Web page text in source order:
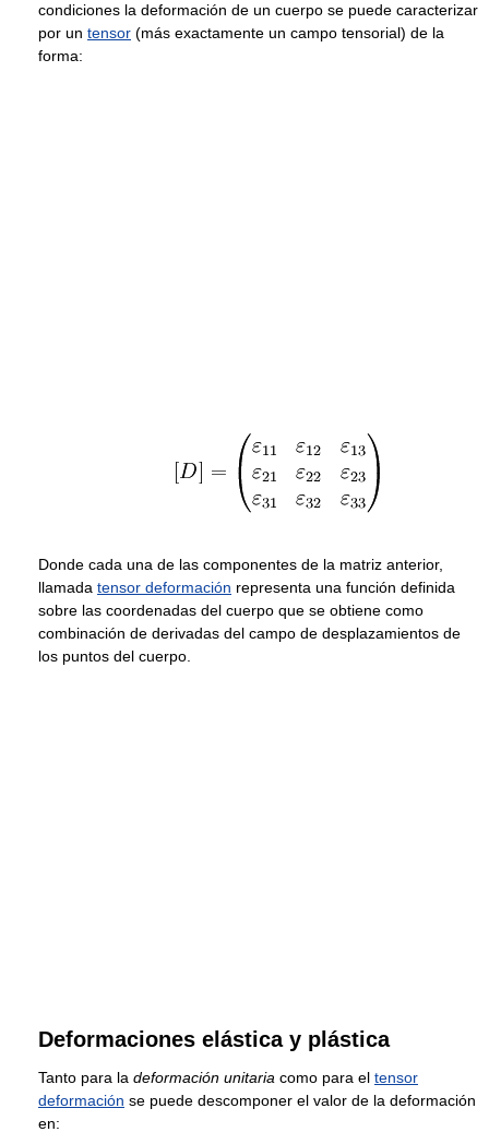
condiciones la deformación de un cuerpo se puede caracterizar
por un tensor (más exactamente un campo tensorial) de la
forma:
Donde cada una de las componentes de la matriz anterior,
llamada tensor deformación representa una función definida
sobre las coordenadas del cuerpo que se obtiene como
combinación de derivadas del campo de desplazamientos de
los puntos del cuerpo.
Deformaciones elástica y plástica
Tanto para la deformación unitaria como para el tensor
deformación se puede descomponer el valor de la deformación
en: